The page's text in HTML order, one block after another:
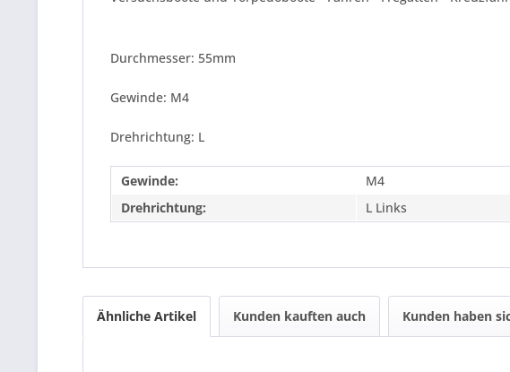
Durchmesser: 55mm
Gewinde: M4
Drehrichtung: L
Gewinde:
M4
Drehrichtung:
L Links
Ähnliche Artikel Kunden kauften auch Kunden haben